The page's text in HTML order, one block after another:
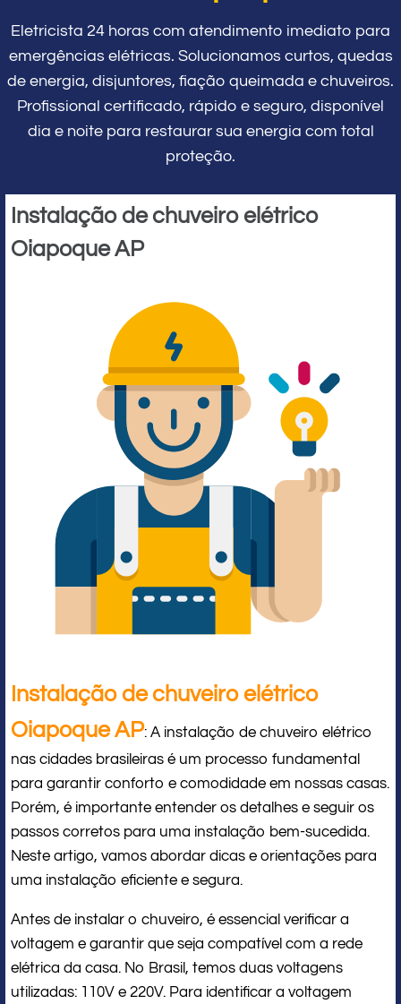
Eletricista 24 horas com atendimento imediato para
emergências elétricas. Solucionamos curtos, quedas
de energia, disjuntores, fiação queimada e chuveiros.
Profissional certificado, rápido e seguro, disponível
dia e noite para restaurar sua energia com total
proteção.
Instalação de chuveiro elétrico
Oiapoque AP
Instalação de chuveiro elétrico
Oiapoque AP: A instalação de chuveiro elétrico
nas cidades brasileiras é um processo fundamental
para garantir conforto e comodidade em nossas casas.
Porém, é importante entender os detalhes e seguir os
passos corretos para uma instalação bem-sucedida.
Neste artigo, vamos abordar dicas e orientações para
uma instalação eficiente e segura.
Antes de instalar o chuveiro, é essencial verificar a
voltagem e garantir que seja compatível com a rede
elétrica da casa. No Brasil, temos duas voltagens
utilizadas: 110V e 220V. Para identificar a voltagem